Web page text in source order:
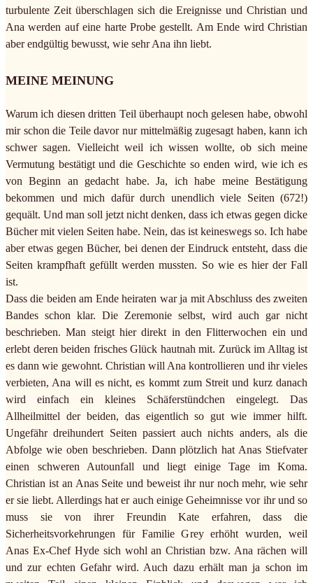
turbulente Zeit überschlagen sich die Ereignisse und Christian und
Ana werden auf eine harte Probe gestellt. Am Ende wird Christian
aber endgültig bewusst, wie sehr Ana ihn liebt.
MEINE MEINUNG
Warum ich diesen dritten Teil überhaupt noch gelesen habe, obwohl
mir schon die Teile davor nur mittelmäßig zugesagt haben, kann ich
schwer sagen. Vielleicht weil ich wissen wollte, ob sich meine
Vermutung bestätigt und die Geschichte so enden wird, wie ich es
von Beginn an gedacht habe. Ja, ich habe meine Bestätigung
bekommen und mich dafür durch unendlich viele Seiten (672!)
gequält. Und man soll jetzt nicht denken, dass ich etwas gegen dicke
Bücher mit vielen Seiten habe. Nein, das ist keineswegs so. Ich habe
aber etwas gegen Bücher, bei denen der Eindruck entsteht, dass die
Seiten krampfhaft gefüllt werden mussten. So wie es hier der Fall
ist.
Dass die beiden am Ende heiraten war ja mit Abschluss des zweiten
Bandes schon klar. Die Zeremonie selbst, wird auch gar nicht
beschrieben. Man steigt hier direkt in den Flitterwochen ein und
erlebt deren beiden frisches Glück hautnah mit. Zurück im Alltag ist
es dann wie gewohnt. Christian will Ana kontrollieren und ihr vieles
verbieten, Ana will es nicht, es kommt zum Streit und kurz danach
wird einfach ein kleines Schäferstündchen eingelegt. Das
Allheilmittel der beiden, das eigentlich so gut wie immer hilft.
Ungefähr dreihundert Seiten passiert auch nichts anders, als die
Abfolge wie oben beschrieben. Dann plötzlich hat Anas Stiefvater
einen schweren Autounfall und liegt einige Tage im Koma.
Christian ist an Anas Seite und beweist ihr nur noch mehr, wie sehr
er sie liebt. Allerdings hat er auch einige Geheimnisse vor ihr und so
muss sie von ihrer Freundin Kate erfahren, dass die
Sicherheitsvorkehrungen für Familie Grey erhöht wurden, weil
Anas Ex-Chef Hyde sich wohl an Christian bzw. Ana rächen will
und zur echten Gefahr wird. Auch dazu erhält man ja schon im